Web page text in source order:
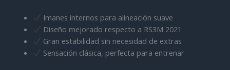
Imanes internos para alineación suave
Diseño mejorado respecto a RS3M 2021
Gran estabilidad sin necesidad de extras
Sensación clásica, perfecta para entrenar